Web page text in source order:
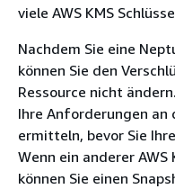
viele AWS KMS
Nachdem Sie eine
können Sie den
Ressource nicht
Ihre Anforderungen an
ermitteln, bevor Sie
Wenn ein anderer
können Sie einen